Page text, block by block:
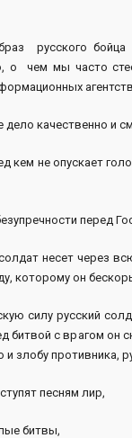
русского
о чем мы часто
дело качественно и
кем не опускает
перед
несет через
которому он
силу русский
битвой с врагом он
злобу противника,
песням лир,
битвы,